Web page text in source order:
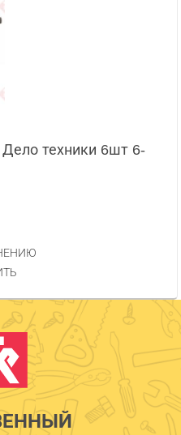
техники 6шт 6-